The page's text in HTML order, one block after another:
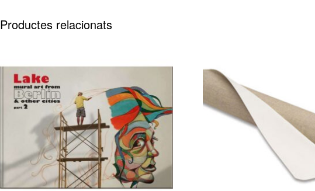
Productes relacionats